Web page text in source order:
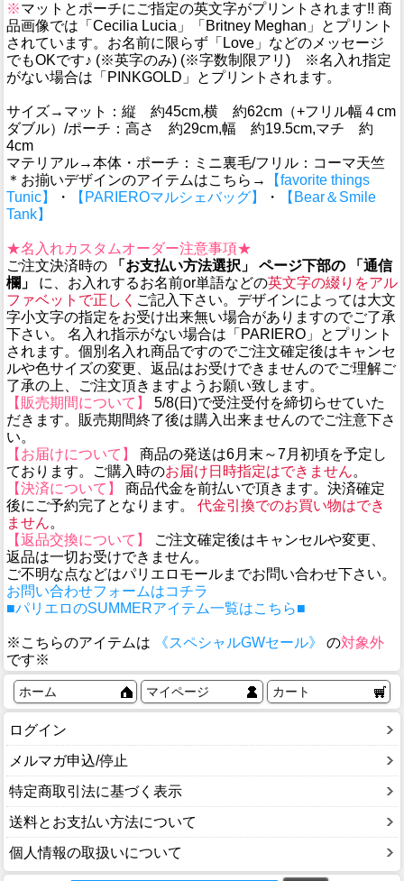
※マットとポーチにご指定の英文字がプリントされます!! 商
品画像では「Cecilia Lucia」「Britney Meghan」とプリント
されています。お名前に限らず「Love」などのメッセージ
でもOKです♪ (※英字のみ) (※字数制限アリ) ※名入れ指定
がない場合は「PINKGOLD」とプリントされます。
サイズ→マット：縦 約45cm,横 約62cm（+フリル幅４cm
ダブル）/ポーチ：高さ 約29cm,幅 約19.5cm,マチ 約
4cm
マテリアル→本体・ポーチ：ミニ裏毛/フリル：コーマ天竺
＊お揃いデザインのアイテムはこちら→
【favorite things
Tunic】
・ 【PARIEROマルシェバッグ】 ・
【Bear＆Smile
Tank】
★名入れカスタムオーダー注意事項★
ご注文決済時の 「お支払い方法選択」 ページ下部の 「通信
欄」 に、お入れするお名前or単語などの英文字の綴りをアル
ファベットで正しく ご記入下さい。デザインによっては大文
字小文字の指定をお受け出来無い場合がありますのでご了承
下さい。 名入れ指示がない場合は「PARIERO」とプリント
されます。個別名入れ商品ですのでご注文確定後はキャンセ
ルや色サイズの変更、返品はお受けできませんのでご理解ご
了承の上、ご注文頂きますようお願い致します。
【販売期間について】
5/8(日)で受注受付を締切らせていた
だきます。販売期間終了後は購入出来ませんのでご注意下さ
い。
【お届けについて】
商品の発送は6月末～7月初頃を予定し
ております。ご購入時のお届け日時指定はできません。
【決済について】
商品代金を前払いで頂きます。決済確定
後にご予約完了となります。 代金引換でのお買い物はでき
ません。
【返品交換について】
ご注文確定後はキャンセルや変更、
返品は一切お受けできません。
ご不明な点などはパリエロモールまでお問い合わせ下さい。
お問い合わせフォームはコチラ
■パリエロのSUMMERアイテム一覧はこちら■
※こちらのアイテムは 《スペシャルGWセール》 の対象外
です※
ホーム マイページ カート
ログイン
メルマガ申込/停止
特定商取引法に基づく表示
送料とお支払い方法について
個人情報の取扱いについて